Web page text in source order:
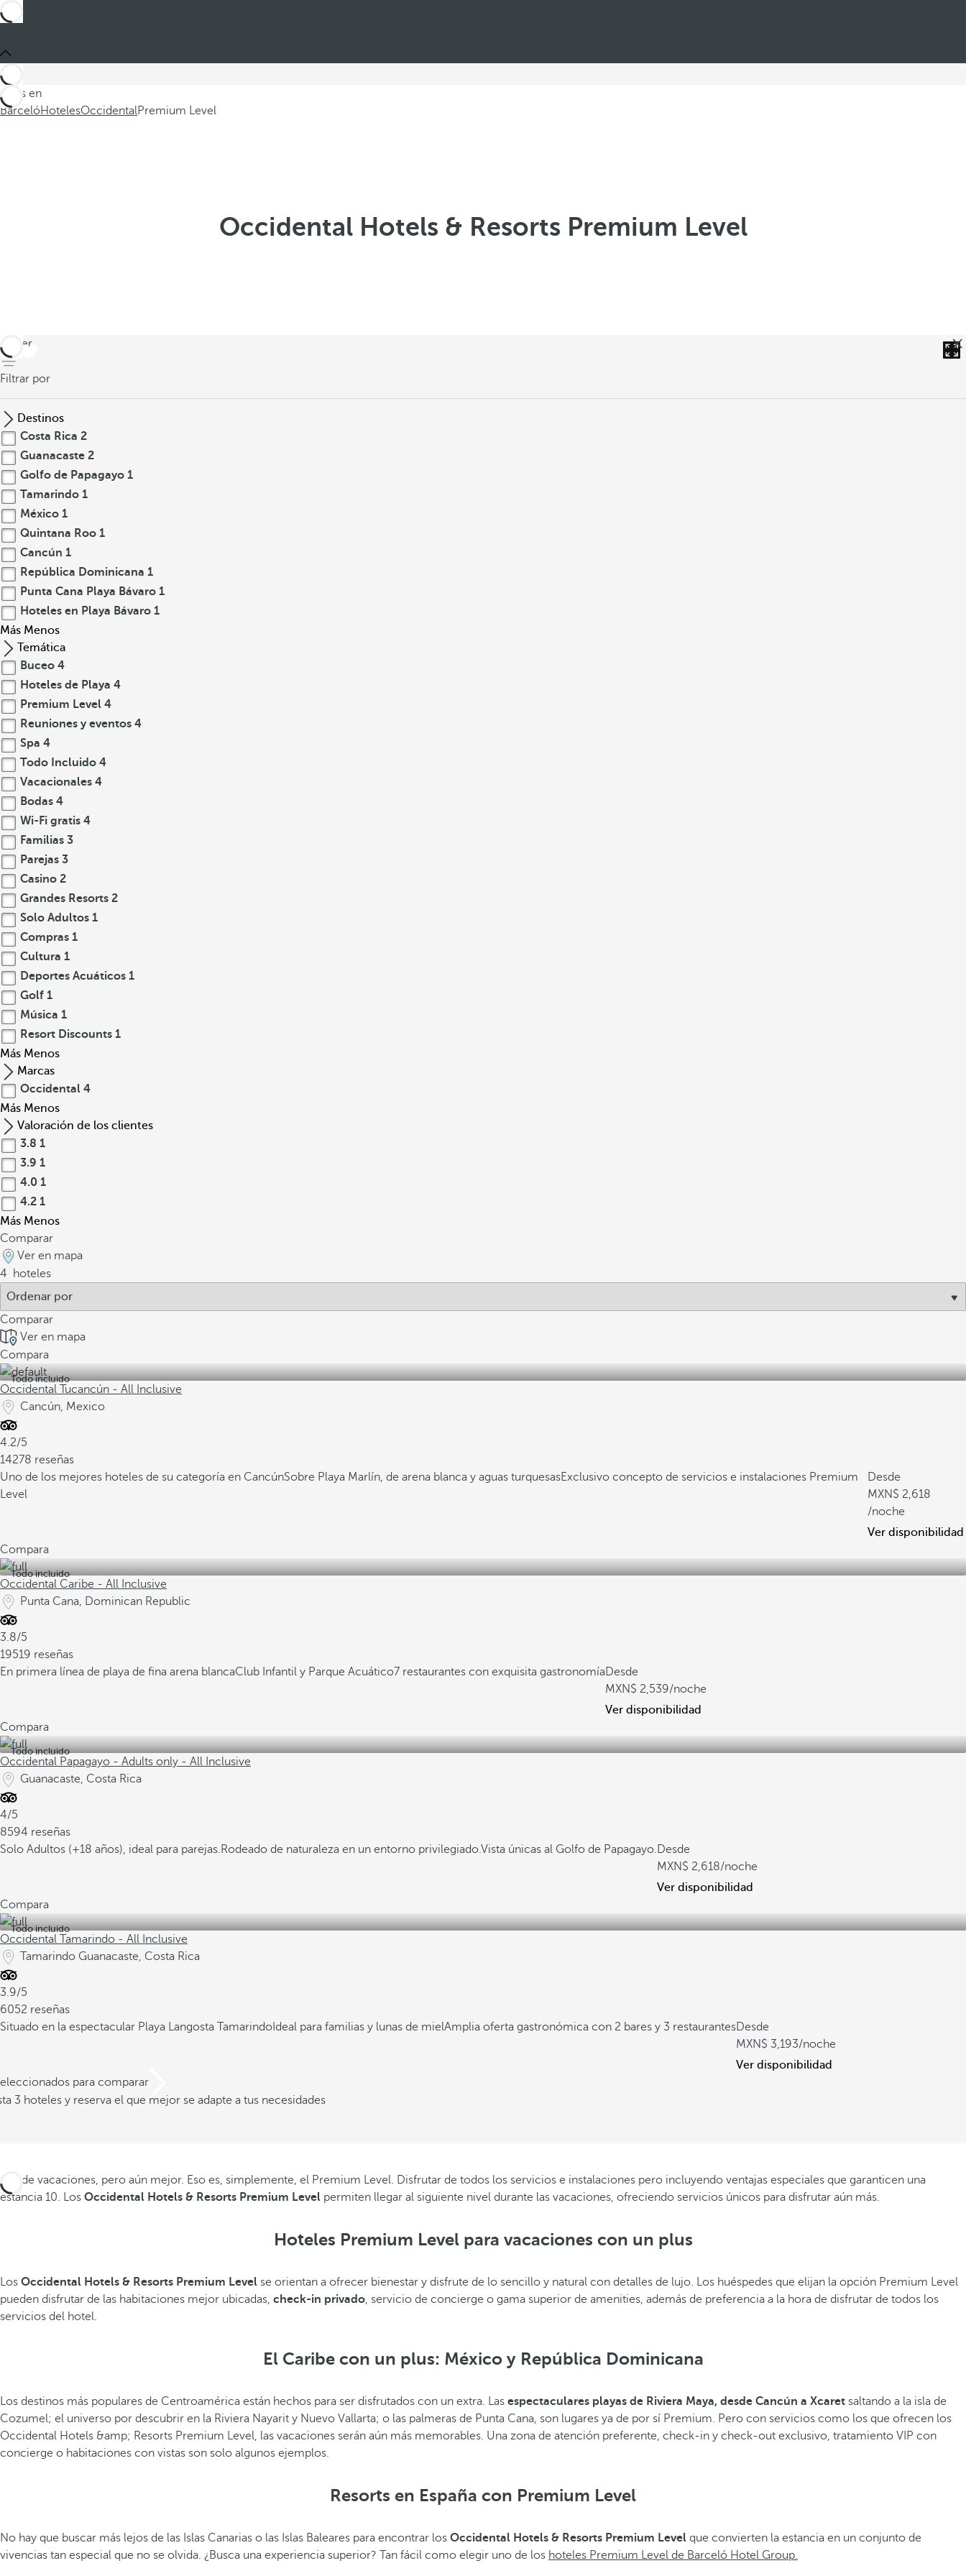
Estás en
BarcelóHotelesOccidentalPremium Level
Occidental Hotels & Resorts Premium Level
volver
Filtrar por
Destinos
Costa Rica 2
Guanacaste 2
Golfo de Papagayo 1
Tamarindo 1
México 1
Quintana Roo 1
Cancún 1
República Dominicana 1
Punta Cana Playa Bávaro 1
Hoteles en Playa Bávaro 1
Más Menos
Temática
Buceo 4
Hoteles de Playa 4
Premium Level 4
Reuniones y eventos 4
Spa 4
Todo Incluido 4
Vacacionales 4
Bodas 4
Wi-Fi gratis 4
Familias 3
Parejas 3
Casino 2
Grandes Resorts 2
Solo Adultos 1
Compras 1
Cultura 1
Deportes Acuáticos 1
Golf 1
Música 1
Resort Discounts 1
Más Menos
Marcas
Occidental 4
Más Menos
Valoración de los clientes
3.8 1
3.9 1
4.0 1
4.2 1
Más Menos
Comparar
Ver en mapa
4
hoteles
Comparar
Ver en mapa
Compara
Todo incluido
Occidental Tucancún - All Inclusive
Cancún, Mexico
4.2/5
14278 reseñas
Uno de los mejores hoteles de su categoría en CancúnSobre Playa Marlín, de arena blanca y aguas turquesasExclusivo concepto de servicios e instalaciones Premium
Level
Desde
2,618
/noche
Ver disponibilidad
Compara
Todo incluido
Occidental Caribe - All Inclusive
Punta Cana, Dominican Republic
3.8/5
19519 reseñas
En primera línea de playa de fina arena blancaClub Infantil y Parque Acuático7 restaurantes con exquisita gastronomíaDesde
2,539/noche
Ver disponibilidad
Compara
Todo incluido
Occidental Papagayo - Adults only - All Inclusive
Guanacaste, Costa Rica
4/5
8594 reseñas
Solo Adultos (+18 años), ideal para parejas.Rodeado de naturaleza en un entorno privilegiado.Vista únicas al Golfo de Papagayo.Desde
2,618/noche
Ver disponibilidad
Compara
Todo incluido
Occidental Tamarindo - All Inclusive
Tamarindo Guanacaste, Costa Rica
3.9/5
6052 reseñas
Situado en la espectacular Playa Langosta Tamarindo Ideal para familias y lunas de mielAmplia oferta gastronómica con 2 bares y 3 restaurantesDesde
3,193/noche
Ver disponibilidad
para comparar
3 hoteles y reserva el que mejor se adapte a tus necesidades
Irse de vacaciones, pero aún mejor. Eso es, simplemente, el Premium Level. Disfrutar de todos los servicios e instalaciones pero incluyendo ventajas especiales que garanticen una
estancia 10. Los Occidental Hotels & Resorts Premium Level permiten llegar al siguiente nivel durante las vacaciones, ofreciendo servicios únicos para disfrutar aún más.
Hoteles Premium Level para vacaciones con un plus
Los Occidental Hotels & Resorts Premium Level se orientan a ofrecer bienestar y disfrute de lo sencillo y natural con detalles de lujo. Los huéspedes que elijan la opción Premium Level
pueden disfrutar de las habitaciones mejor ubicadas, check-in privado, servicio de concierge o gama superior de amenities, además de preferencia a la hora de disfrutar de todos los
servicios del hotel.
El Caribe con un plus: México y República Dominicana
Los destinos más populares de Centroamérica están hechos para ser disfrutados con un extra. Las espectaculares playas de Riviera Maya, desde Cancún a Xcaret saltando a la isla de
Cozumel; el universo por descubrir en la Riviera Nayarit y Nuevo Vallarta; o las palmeras de Punta Cana, son lugares ya de por sí Premium. Pero con servicios como los que ofrecen los
Occidental Hotels &amp; Resorts Premium Level, las vacaciones serán aún más memorables. Una zona de atención preferente, check-in y check-out exclusivo, tratamiento VIP con
concierge o habitaciones con vistas son solo algunos ejemplos.
Resorts en España con Premium Level
No hay que buscar más lejos de las Islas Canarias o las Islas Baleares para encontrar los Occidental Hotels & Resorts Premium Level que convierten la estancia en un conjunto de
vivencias tan especial que no se olvida. ¿Busca una experiencia superior? Tan fácil como elegir uno de los hoteles Premium Level de Barceló Hotel Group.